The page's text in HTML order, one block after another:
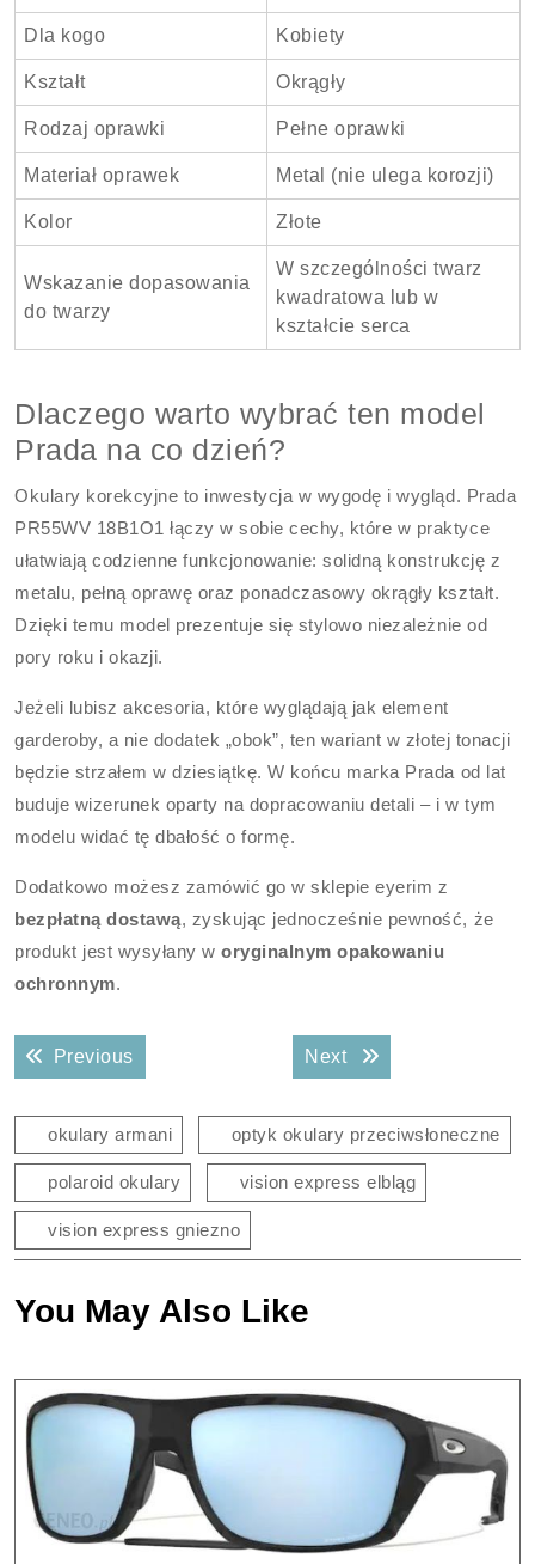
Dla kogo Kobiety
Kształt Okrągły
Rodzaj oprawki Pełne oprawki
Materiał oprawek Metal (nie ulega korozji)
Kolor Złote
Wskazanie dopasowania
do twarzy
W szczególności twarz
kwadratowa lub w
kształcie serca
Dlaczego warto wybrać ten model
Prada na co dzień?
Okulary korekcyjne to inwestycja w wygodę i wygląd. Prada
PR55WV 18B1O1 łączy w sobie cechy, które w praktyce
ułatwiają codzienne funkcjonowanie: solidną konstrukcję z
metalu, pełną oprawę oraz ponadczasowy okrągły kształt.
Dzięki temu model prezentuje się stylowo niezależnie od
pory roku i okazji.
Jeżeli lubisz akcesoria, które wyglądają jak element
garderoby, a nie dodatek „obok”, ten wariant w złotej tonacji
będzie strzałem w dziesiątkę. W końcu marka Prada od lat
buduje wizerunek oparty na dopracowaniu detali – i w tym
modelu widać tę dbałość o formę.
Dodatkowo możesz zamówić go w sklepie eyerim z
bezpłatną dostawą, zyskując jednocześnie pewność, że
produkt jest wysyłany woryginalnym opakowaniu
ochronnym.
Nawigacja
wpisuPreviousPrevious post: Next Next post:
okulary armani optyk okulary przeciwsłoneczne
polaroid okulary vision express elbląg
vision express gniezno
You May Also Like